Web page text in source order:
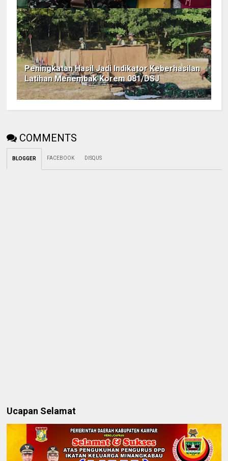
Peningkatan Hasil Jadi Indikator Keberhasilan
Latihan Menembak Korem 081/DSJ
COMMENTS
BLOGGER FACEBOOK DISQUS
Ucapan Selamat